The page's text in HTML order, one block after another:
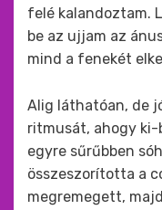
felé kalandoztam.
be az ujjam az
mind a fenekét
Alig láthatóan, de
ritmusát, ahogy ki-
egyre sűrűbben
összeszorította a
megremegett,